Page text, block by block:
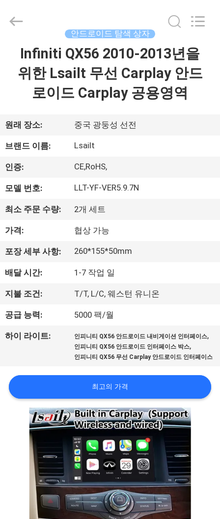
동
영
상
우
리
에
대
하
여
여
2015
Automobile
안드로이드 탐색 상자
Infiniti QX56 2010-2013년을
위한 Lsailt 무선 Carplay 안드
로이드 Carplay 공용영역
원래 장소: 중국 광둥성 선전
브랜드 이름: Lsailt
인증: CE,RoHS,
모델 번호: LLT-YF-VER5.9.7N
최소 주문 수량: 2개 세트
가격: 협상 가능
포장 세부 사항: 260*155*50mm
배달 시간: 1-7 작업 일
지불 조건: T/T, L/C, 웨스턴 유니온
공급 능력: 5000 팩/월
하이 라이트: 인피니티 QX56 안드로이드 내비게이션 인터페이스,
인피니티 QX56 안드로이드 인터페이스 박스,
인피니티 QX56 무선 Carplay 안드로이드 인터페이스
최고의 가격